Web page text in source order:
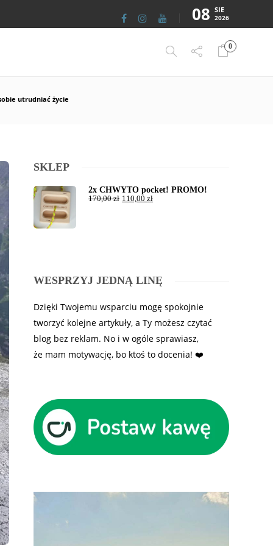
08 SIE
2026
0
utrudniać życie
SKLEP
2x CHWYTO pocket! PROMO!
170,00zł 110,00zł
WESPRZYJ JEDNĄ LINĘ
Dzięki Twojemu wsparciu mogę spokojnie
tworzyć kolejne artykuły, a Ty możesz czytać
blog bez reklam. No i w ogóle sprawiasz,
że mam motywację, bo ktoś to docenia! ❤️